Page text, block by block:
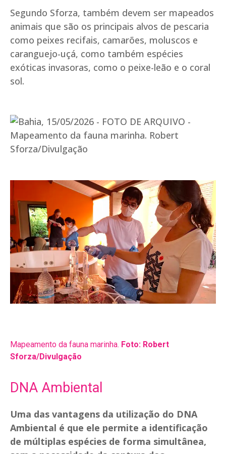
Segundo Sforza, também devem ser mapeados
animais que são os principais alvos de pescaria
como peixes recifais, camarões, moluscos e
caranguejo-uçá, como também espécies
exóticas invasoras, como o peixe-leão e o coral
sol.
Mapeamento da fauna marinha. Foto: Robert
Sforza/Divulgação
DNA Ambiental
Uma das vantagens da utilização do DNA
Ambiental é que ele permite a identificação
de múltiplas espécies de forma simultânea,